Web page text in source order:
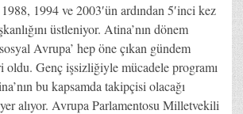
1994 ve 2003′ün ardından 5′inci kez
üstleniyor. Atina’nın dönem
Avrupa’ hep öne çıkan gündem
oldu. Genç işsizliğiyle mücadele programı
bu kapsamda takipçisi olacağı
yer alıyor. Avrupa Parlamentosu Milletvekili